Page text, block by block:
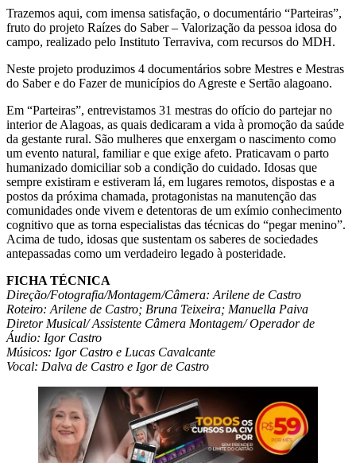
Trazemos aqui, com imensa satisfação, o documentário “Parteiras”,
fruto do projeto Raízes do Saber – Valorização da pessoa idosa do
campo, realizado pelo Instituto Terraviva, com recursos do MDH.
Neste projeto produzimos 4 documentários sobre Mestres e Mestras
do Saber e do Fazer de municípios do Agreste e Sertão alagoano.
Em “Parteiras”, entrevistamos 31 mestras do ofício do partejar no
interior de Alagoas, as quais dedicaram a vida à promoção da saúde
da gestante rural. São mulheres que enxergam o nascimento como
um evento natural, familiar e que exige afeto. Praticavam o parto
humanizado domiciliar sob a condição do cuidado. Idosas que
sempre existiram e estiveram lá, em lugares remotos, dispostas e a
postos da próxima chamada, protagonistas na manutenção das
comunidades onde vivem e detentoras de um exímio conhecimento
cognitivo que as torna especialistas das técnicas do “pegar menino”.
Acima de tudo, idosas que sustentam os saberes de sociedades
antepassadas como um verdadeiro legado à posteridade.
FICHA TÉCNICA
Direção/Fotografia/Montagem/Câmera: Arilene de Castro
Roteiro: Arilene de Castro; Bruna Teixeira; Manuella Paiva
Diretor Musical/ Assistente Câmera Montagem/ Operador de
Áudio: Igor Castro
Músicos: Igor Castro e Lucas Cavalcante
Vocal: Dalva de Castro e Igor de Castro